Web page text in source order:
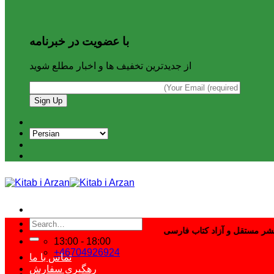
با عضویت در خبرنامه
از جدیدترین تخفیف ها و اخبار مطلع شوید
13:00 - 18:00
+46704926924
Search
for:
تماس با ما
رهگیری سفارش